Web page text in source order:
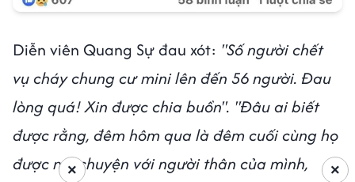
Diễn viên Quang Sự đau xót: "Số người chết
vụ cháy chung cư mini lên đến 56 người. Đau
lòng quá! Xin được chia buồn". "Đâu ai biết
được rằng, đêm hôm qua là đêm cuối cùng họ
được nói chuyện với người thân của mình,
×
×